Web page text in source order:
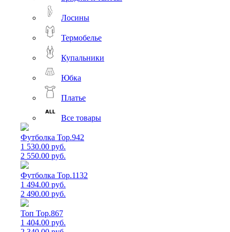
Лосины
Термобелье
Купальники
Юбка
Платье
Все товары
Футболка Top.942
1 530.00 руб.
2 550.00 руб.
Футболка Top.1132
1 494.00 руб.
2 490.00 руб.
Топ Top.867
1 404.00 руб.